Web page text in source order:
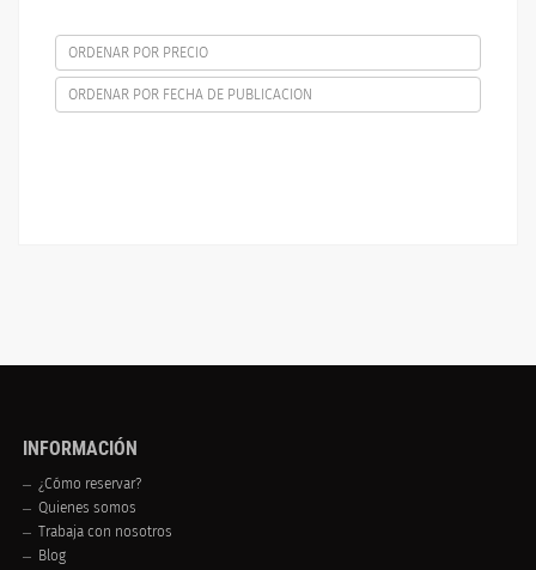
ORDENAR POR PRECIO
ORDENAR POR FECHA DE PUBLICACION
INFORMACIÓN
¿Cómo reservar?
Quienes somos
Trabaja con nosotros
Blog